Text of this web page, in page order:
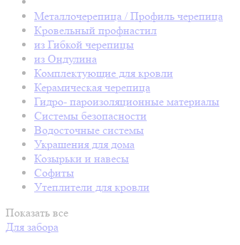
Металлочерепица / Профиль черепица
Кровельный профнастил
из Гибкой черепицы
из Ондулина
Комплектующие для кровли
Керамическая черепица
Гидро- пароизоляционные материалы
Системы безопасности
Водосточные системы
Украшения для дома
Козырьки и навесы
Софиты
Утеплители для кровли
Показать все
Для забора